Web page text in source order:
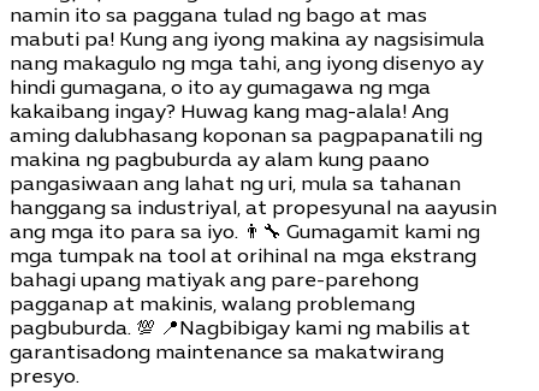
namin ito sa paggana tulad ng bago at mas
mabuti pa! Kung ang iyong makina ay nagsisimula
nang makagulo ng mga tahi, ang iyong disenyo ay
hindi gumagana, o ito ay gumagawa ng mga
kakaibang ingay? Huwag kang mag-alala! Ang
aming dalubhasang koponan sa pagpapanatili ng
makina ng pagbuburda ay alam kung paano
pangasiwaan ang lahat ng uri, mula sa tahanan
hanggang sa industriyal, at propesyunal na aayusin
ang mga ito para sa iyo. 👨‍🔧 Gumagamit kami ng
mga tumpak na tool at orihinal na mga ekstrang
bahagi upang matiyak ang pare-parehong
pagganap at makinis, walang problemang
pagbuburda. 💯 📍Nagbibigay kami ng mabilis at
garantisadong maintenance sa makatwirang
presyo.